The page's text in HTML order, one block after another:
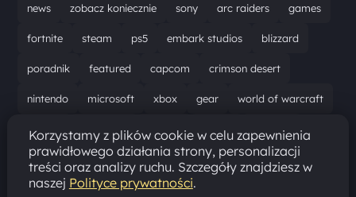
news zobacz koniecznie sony arc raiders games
fortnite steam ps5 embark studios blizzard
poradnik featured capcom crimson desert
nintendo microsoft xbox gear world of warcraft
solucja marathon ubisoft bungie recenzja
resident evil requiem gaming aktualizacja pc
epic games hytale
Korzystamy z plików cookie w celu zapewnienia
prawidłowego działania strony, personalizacji
treści oraz analizy ruchu. Szczegóły znajdziesz w
naszej Polityce prywatności.